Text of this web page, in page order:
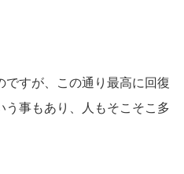
ですが、この通り最高に回復
う事もあり、人もそこそこ多